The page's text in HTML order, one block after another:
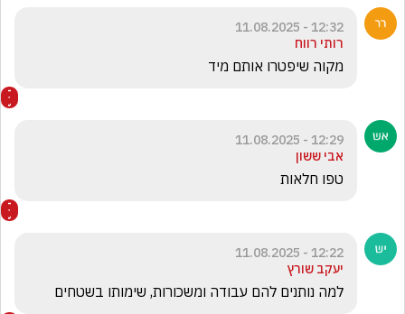
12:32 - 11.08.2025
רותי רווח
מקוה שיפטרו אותם מיד
12:29 - 11.08.2025
אבי ששון
טפו חלאות
12:22 - 11.08.2025
יעקב שורץ
למה נותנים להם עבודה ומשכורות, שימותו בשטחים